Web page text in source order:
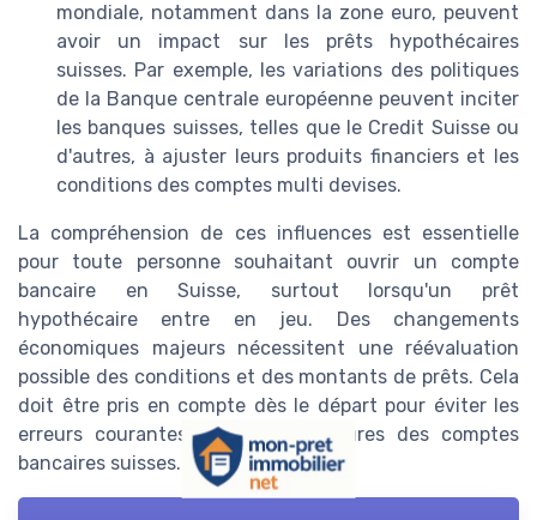
mondiale, notamment dans la zone euro, peuvent
avoir un impact sur les prêts hypothécaires
suisses. Par exemple, les variations des politiques
de la Banque centrale européenne peuvent inciter
les banques suisses, telles que le Credit Suisse ou
d'autres, à ajuster leurs produits financiers et les
conditions des comptes multi devises.
La compréhension de ces influences est essentielle
pour toute personne souhaitant ouvrir un compte
bancaire en Suisse, surtout lorsqu'un prêt
hypothécaire entre en jeu. Des changements
économiques majeurs nécessitent une réévaluation
possible des conditions et des montants de prêts. Cela
doit être pris en compte dès le départ pour éviter les
erreurs courantes lors de l'ouvertures des comptes
bancaires suisses.